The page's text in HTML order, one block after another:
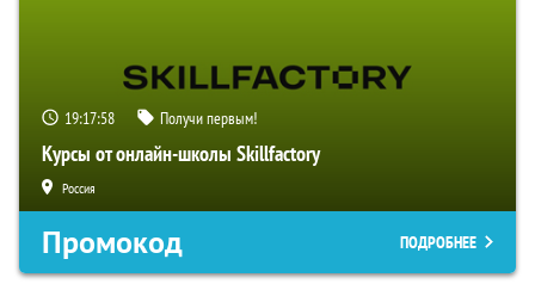
19:17:57 Получи первым!
Курсы от онлайн-школы Skillfactory
Россия
Промокод ПОДРОБНЕЕ